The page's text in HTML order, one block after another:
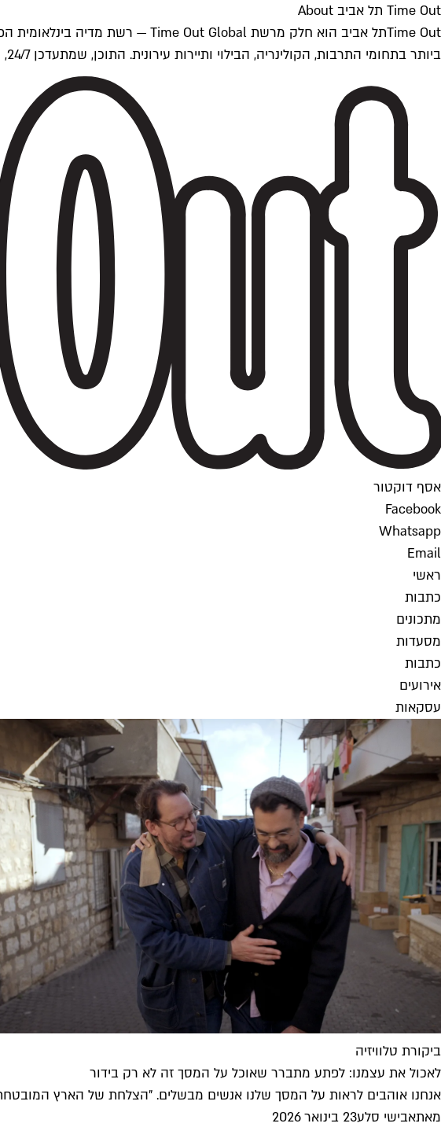
Time Out תל אביב About
ביותר בתחומי התרבות, הקולינריה, הבילוי ותיירות עירונית. התוכן, שמתעדכן 24/7, נכתב ונערך על ידי צוות עיתונאים מקצועי מקומי בישראל, בהתאם לסטנדרטים של Time Out העולמית.
אסף דוקטור
Facebook
Whatsapp
Email
ראשי
כתבות
מתכונים
מסעדות
כתבות
אירועים
עסקאות
ביקורת טלוויזיה
לאכול את עצמנו: לפתע מתברר שאוכל על המסך זה לא רק בידור
אנחנו אוהבים לראות על המסך שלנו אנשים מבשלים. "הצלחת של הארץ
מאתאבישי סלע23 בינואר 2026